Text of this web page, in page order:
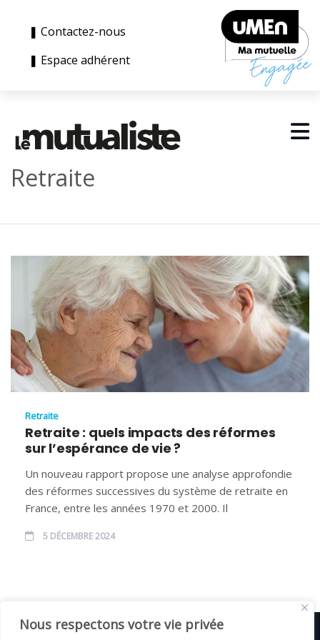
Nous respectons votre vie privée
❚ Contactez-nous
❚ Espace adhérent
Retraite
Retraite
Retraite : quels impacts des réformes
sur l’espérance de vie ?
Un nouveau rapport propose une analyse approfondie
des réformes successives du système de retraite en
France, entre les années 1970 et 2000. Il
5 DÉCEMBRE 2024